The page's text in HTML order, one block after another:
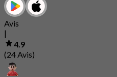
Avis
|
4.9
(24 Avis)